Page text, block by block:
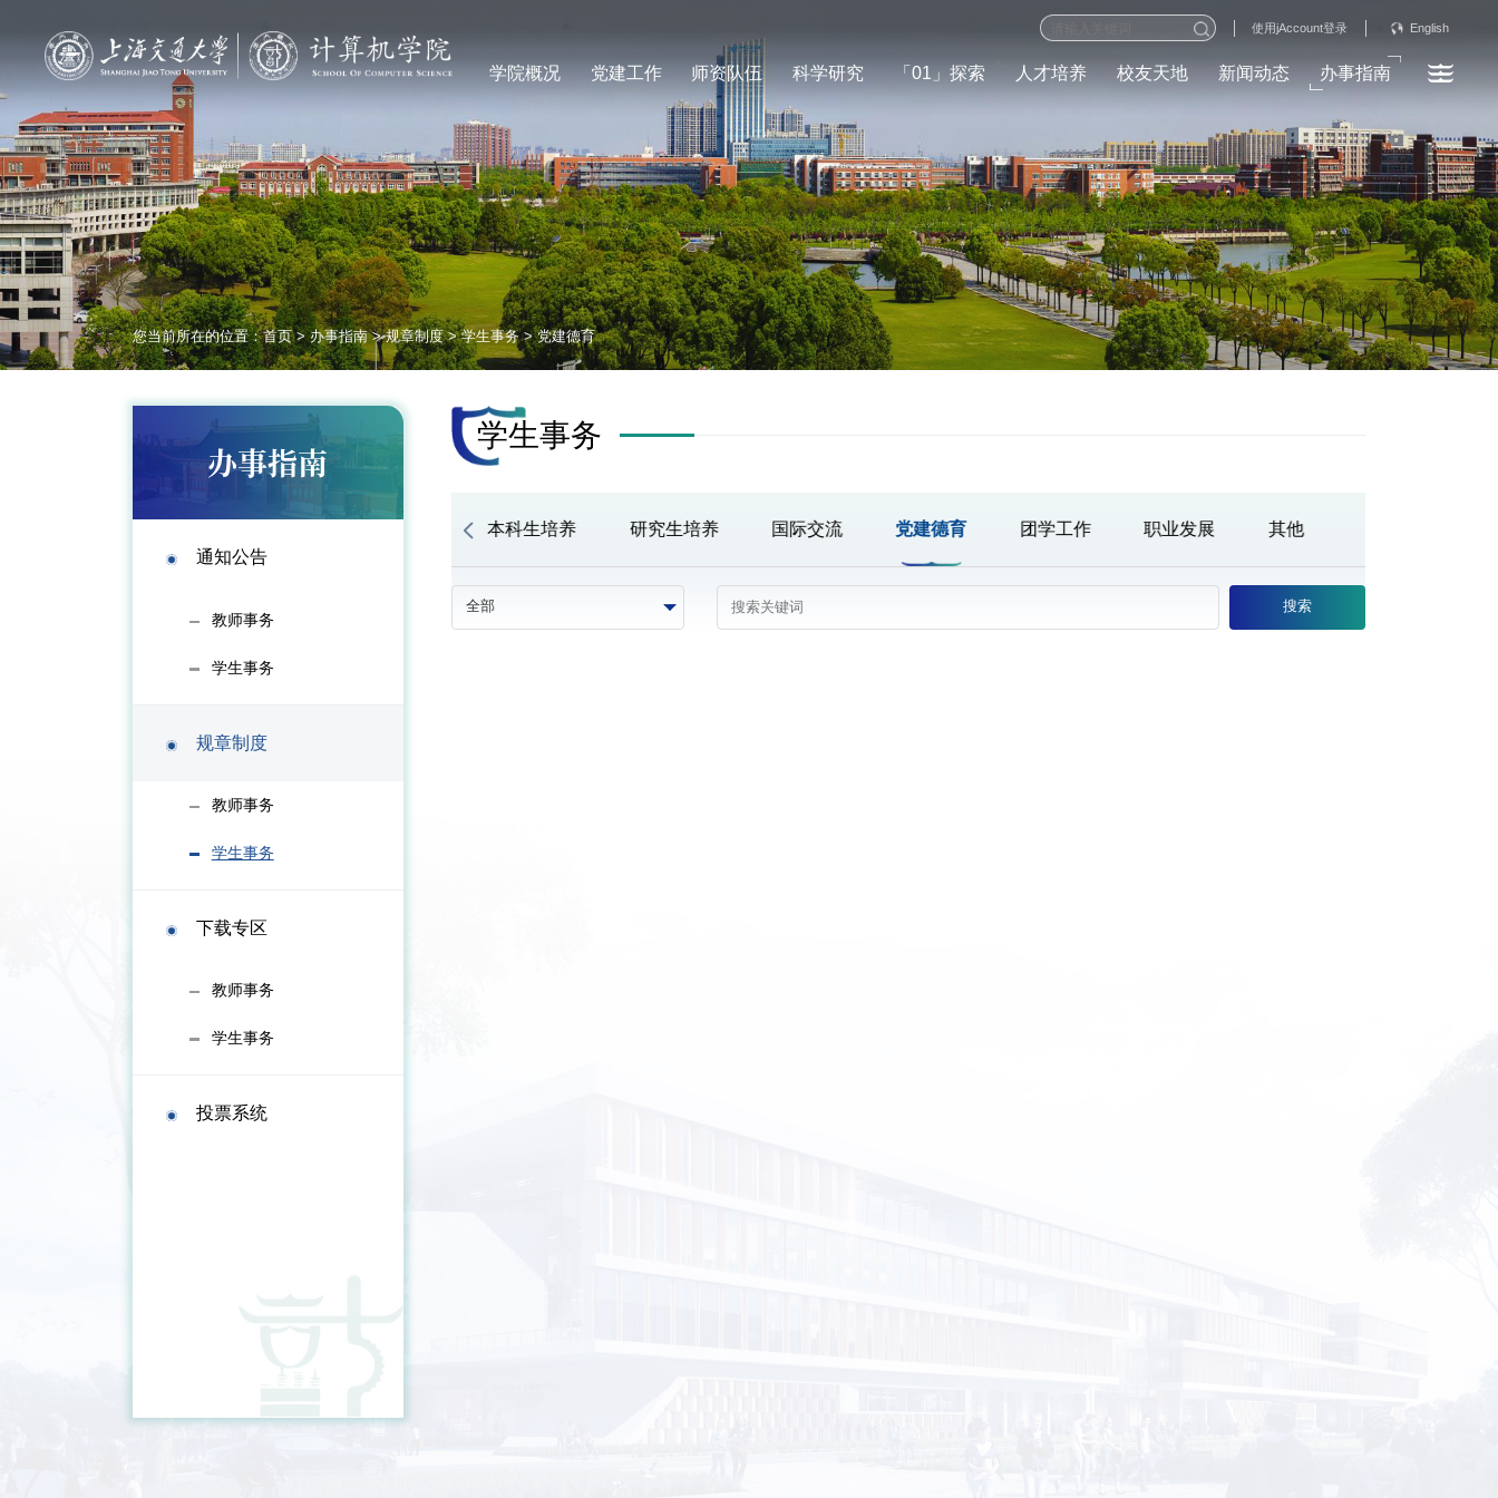
使用jAccount登录 English
学院概况 党建工作 师资队伍 科学研究 「01」探索 人才培养 校友天地 新闻动态 办事指南
您当前所在的位置：首页>办事指南>规章制度>学生事务>党建德育
办事指南
通知公告
教师事务
学生事务
规章制度
教师事务
学生事务
下载专区
教师事务
学生事务
投票系统
学生事务
本科生培养 研究生培养 国际交流 党建德育 团学工作 职业发展 其他
搜索